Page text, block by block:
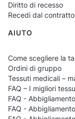
questo
proprie
Estetica e
I completi
solo offrono
Diritto di recesso
Recedi dal
AIUTO
Come scegliere la
Ordini di gruppo
Tessuti medicali –
FAQ – I migliori
FAQ -
FAQ -